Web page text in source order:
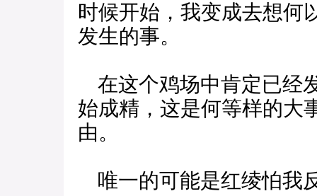
时候开始，我变成去想何
发生的事。
在这个鸡场中肯定已经
始成精，这是何等样的大
由。
唯一的可能是红绫怕我